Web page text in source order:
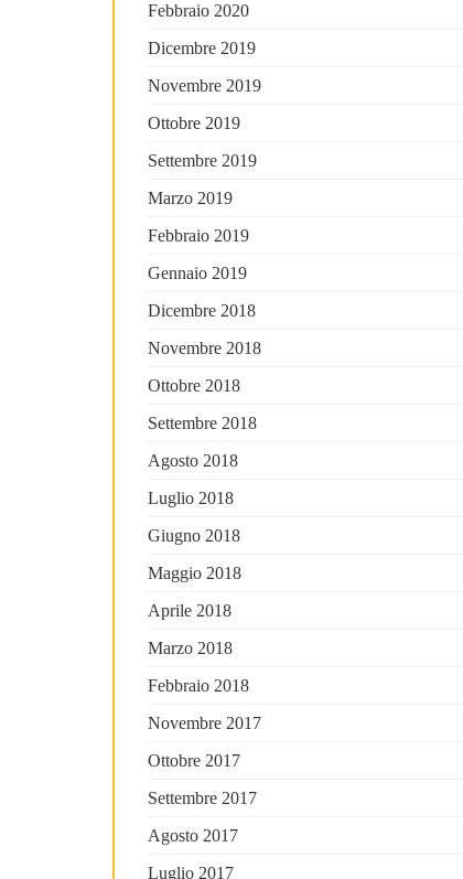
Febbraio 2020
Dicembre 2019
Novembre 2019
Ottobre 2019
Settembre 2019
Marzo 2019
Febbraio 2019
Gennaio 2019
Dicembre 2018
Novembre 2018
Ottobre 2018
Settembre 2018
Agosto 2018
Luglio 2018
Giugno 2018
Maggio 2018
Aprile 2018
Marzo 2018
Febbraio 2018
Novembre 2017
Ottobre 2017
Settembre 2017
Agosto 2017
Luglio 2017